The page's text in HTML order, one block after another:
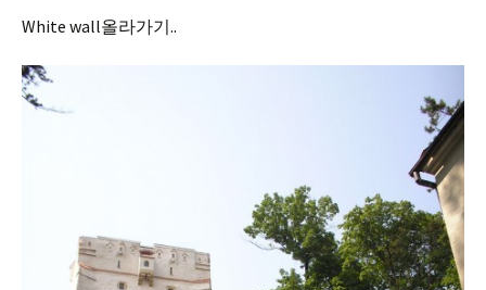
White wall올라가기..